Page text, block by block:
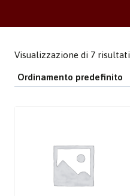
Visualizzazione di 7 risultati